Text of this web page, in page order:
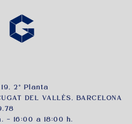
2º Planta
DEL VALLÉS, BARCELONA
– 16:00 a 18:00 h.